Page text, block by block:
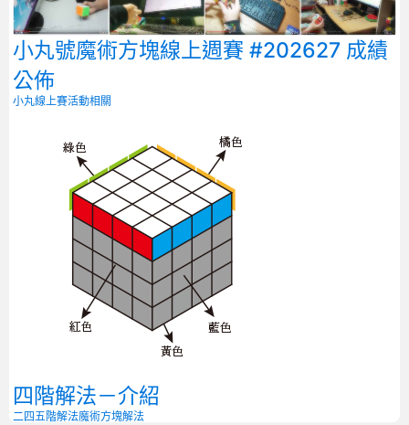
小丸號魔術方塊線上週賽 #202627 成績
公佈
小丸線上賽活動相關
四階解法－介紹
二四五階解法魔術方塊解法